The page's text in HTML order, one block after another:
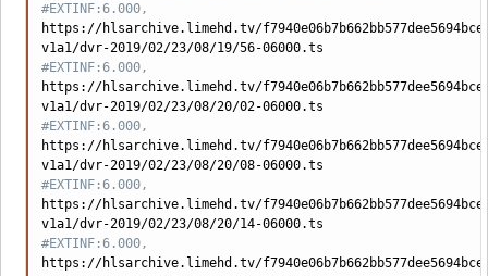
#EXTINF:6.000,
https://hlsarchive.limehd.tv/
#EXTINF:6.000,
https://hlsarchive.limehd.tv/
#EXTINF:6.000,
https://hlsarchive.limehd.tv/
#EXTINF:6.000,
https://hlsarchive.limehd.tv/
#EXTINF:6.000,
https://hlsarchive.limehd.tv/